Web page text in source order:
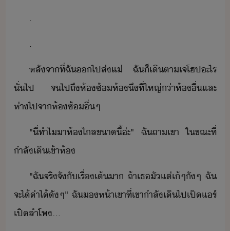
.
.
หลัจาที่​ฉั​​ไป​ส่​แ่​ ​ฉั​็​เิตา​เจ​โฮป​ะไร​
ั่​ไป​ ​จ​ไป​ถึ​ห้​ซ้​ห้​ึ​ที่​ใหญ่​่า​ห้​ื่​และ​
ห่า​ไป​จา​ห้​ซ้​ื่ๆ
"​ี่​ทำไ​า​ห้​ไล​ขา​ี้​่ะ​"​ ​ฉั​ถา​เขา​ ​ใขณะที่​
ำลั​เิ​เข้า​ห้
"​ฉั​จริจั​ั​เรื่​เต้​า​ ​ถ้า​เธ​ั​แต่​เ้ๆัๆ​ ​ฉั​
จะ​ไ้​่า​ไ้​ั​ๆ​"​ ​ฉั​ห้า​เขา​ที่​เขา​ำลั​เิ​ไป​เปิ​แร์​
​เปิ​ลำโพ​...